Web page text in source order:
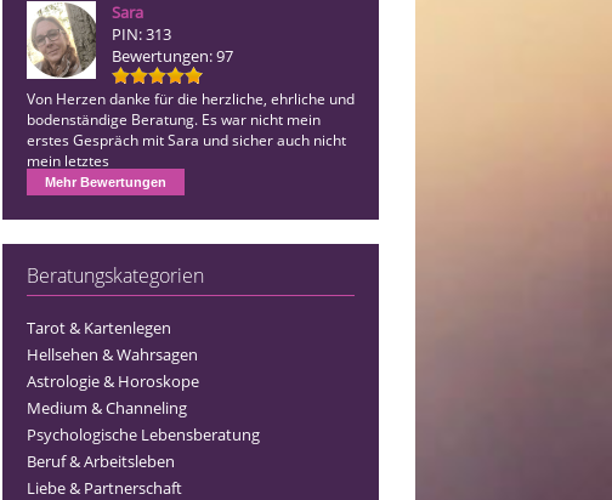
Sara
PIN: 313
Bewertungen: 97
Von Herzen danke für die herzliche, ehrliche und
bodenständige Beratung. Es war nicht mein
erstes Gespräch mit Sara und sicher auch nicht
mein letztes
Mehr Bewertungen
Beratungskategorien
Tarot & Kartenlegen
Hellsehen & Wahrsagen
Astrologie & Horoskope
Medium & Channeling
Psychologische Lebensberatung
Beruf & Arbeitsleben
Liebe & Partnerschaft